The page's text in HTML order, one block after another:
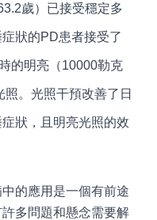
歲）已接受穩定多
狀的PD患者接受了
的明亮（10000勒克
。光照干預改善了日
狀，且明亮光照的效
的應用是一個有前途
多問題和懸念需要解